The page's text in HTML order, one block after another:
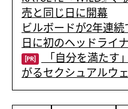
売と同じ日に開幕
ビルボードが2年連続
日に初のヘッドライ
[PR]
「自分を満たす
がるセクシュアルウ